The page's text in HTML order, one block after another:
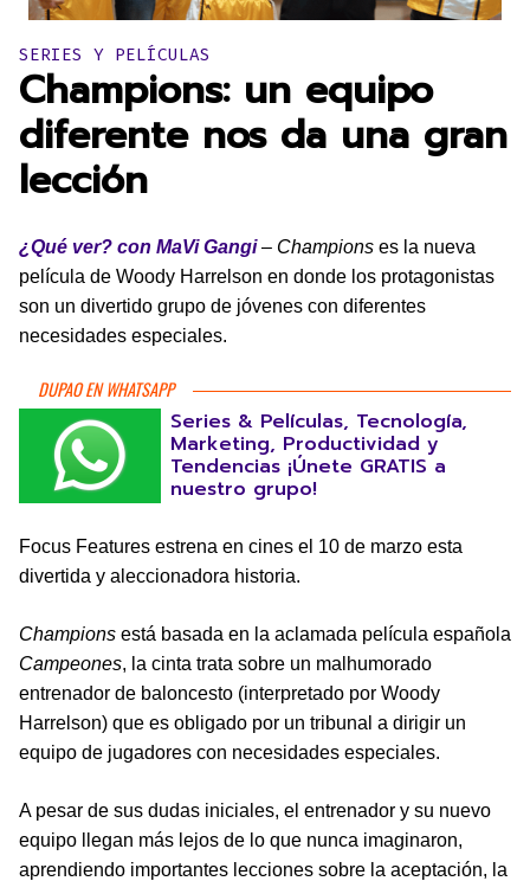
Publicado en:
SERIES Y PELÍCULAS
Champions: un equipo
diferente nos da una gran
lección
¿Qué ver? con MaVi Gangi– Champions es la nueva
película de Woody Harrelson en donde los protagonistas
son un divertido grupo de jóvenes con diferentes
necesidades especiales.
DUPAO EN WHATSAPP
Series & Películas, Tecnología,
Marketing, Productividad y
Tendencias ¡Únete GRATIS a
nuestro grupo!
Focus Features estrena en cines el 10 de marzo esta
divertida y aleccionadora historia.
Champions está basada en la aclamada película española
Campeones, la cinta trata sobre un malhumorado
entrenador de baloncesto (interpretado por Woody
Harrelson) que es obligado por un tribunal a dirigir un
equipo de jugadores con necesidades especiales.
A pesar de sus dudas iniciales, el entrenador y su nuevo
equipo llegan más lejos de lo que nunca imaginaron,
aprendiendo importantes lecciones sobre la aceptación, la